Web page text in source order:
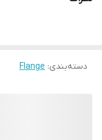
دسته‌بندی:
Flange